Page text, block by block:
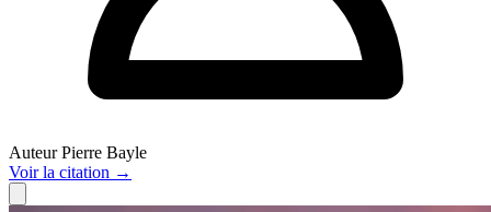
Auteur Pierre Bayle
Voirla citation →